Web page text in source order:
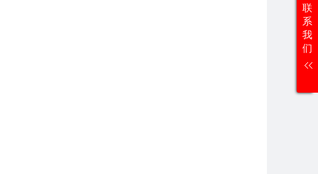
联
系
我
们